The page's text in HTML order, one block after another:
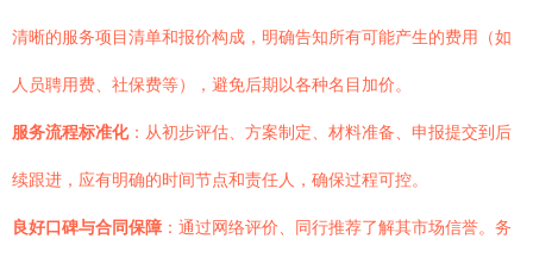
清晰的服务项目清单和报价构成，明确告知所有可能产生的费用（如
人员聘用费、社保费等），避免后期以各种名目加价。
服务流程标准化：从初步评估、方案制定、材料准备、申报提交到后
续跟进，应有明确的时间节点和责任人，确保过程可控。
良好口碑与合同保障 ：通过网络评价、同行推荐了解其市场信誉。务